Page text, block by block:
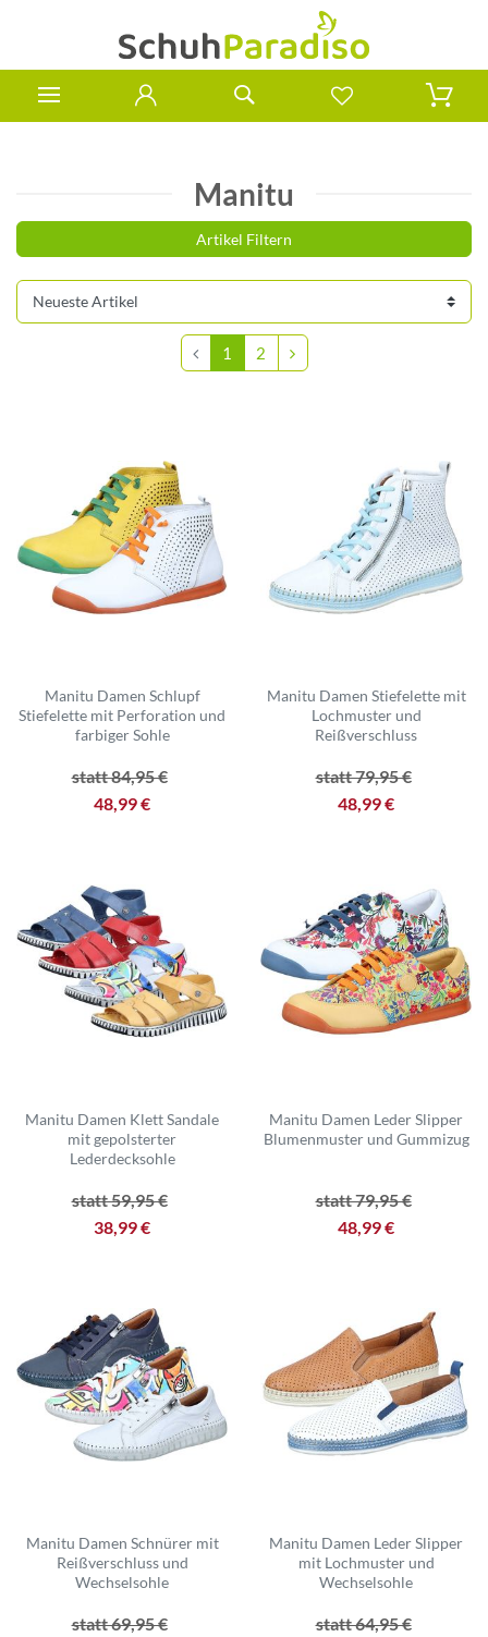
Manitu
Artikel Filtern
1 2
Manitu Damen Schlupf
Stiefelette mit Perforation und
farbiger Sohle
statt 84,95 €
48,99 €
Manitu Damen Stiefelette mit
Lochmuster und
Reißverschluss
statt 79,95 €
48,99 €
Manitu Damen Klett Sandale
mit gepolsterter
Lederdecksohle
statt 59,95 €
38,99 €
Manitu Damen Leder Slipper
Blumenmuster und Gummizug
statt 79,95 €
48,99 €
Manitu Damen Schnürer mit
Reißverschluss und
Wechselsohle
statt 69,95 €
Manitu Damen Leder Slipper
mit Lochmuster und
Wechselsohle
statt 64,95 €